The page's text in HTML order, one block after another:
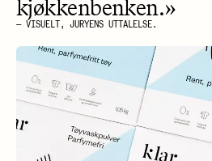
kjøkkenbenken.»
— VISUELT, JURYENS UTTALELSE.